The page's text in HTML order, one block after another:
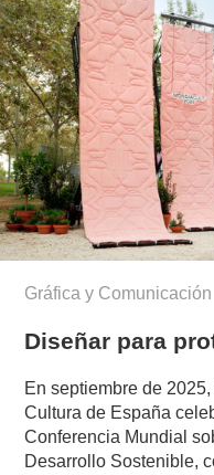
Gráfica y Comunicación
Diseñar para
En septiembre de
Cultura de España
Conferencia Mundial
Desarrollo Sostenible,